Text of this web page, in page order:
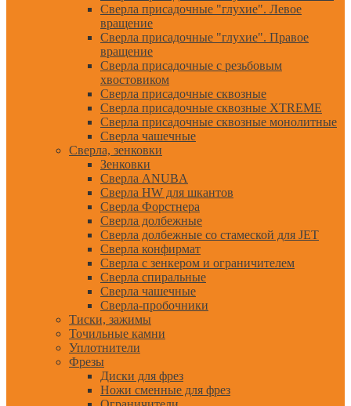
Сверла присадочные "глухие". Левое
вращение
Сверла присадочные "глухие". Правое
вращение
Сверла присадочные с резьбовым
хвостовиком
Сверла присадочные сквозные
Сверла присадочные сквозные XTREME
Сверла присадочные сквозные монолитные
Сверла чашечные
Сверла, зенковки
Зенковки
Сверла ANUBA
Сверла HW для шкантов
Сверла Форстнера
Сверла долбежные
Сверла долбежные со стамеской для JET
Сверла конфирмат
Сверла с зенкером и ограничителем
Сверла спиральные
Сверла чашечные
Сверла-пробочники
Тиски, зажимы
Точильные камни
Уплотнители
Фрезы
Диски для фрез
Ножи сменные для фрез